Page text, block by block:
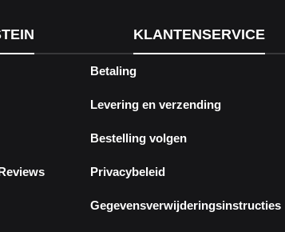
KLANTENSERVICE
Betaling
Levering en verzending
Bestelling volgen
Privacybeleid
Gegevensverwijderingsinstructies